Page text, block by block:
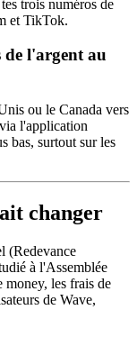
trois numéros de
et TikTok.
de l'argent au
ou le Canada vers
l'application
bas, surtout sur les
changer
(Redevance
à l'Assemblée
money, les frais de
de Wave,